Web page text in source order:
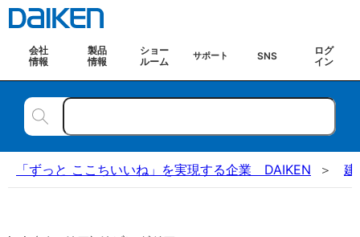
会社
情報
製品
情報
ショー
ルーム
サポート SNS
ログ
イン
「ずっと ここちいいね」を実現する企業 DAIKEN 建